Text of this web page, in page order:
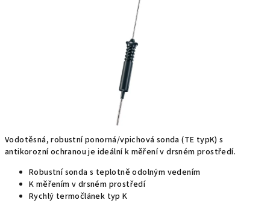
Vodotěsná, robustní ponorná/vpichová sonda (TE typK) s
antikorozní ochranou je ideální k měření v drsném prostředí.
Robustní sonda s teplotně odolným vedením
K měřením v drsném prostředí
Rychlý termočlánek typ K